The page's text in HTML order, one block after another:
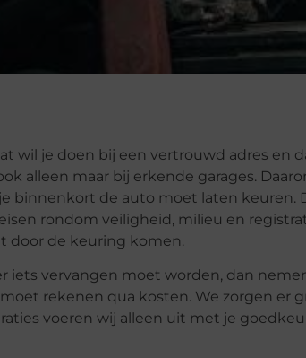
wil je doen bij een vertrouwd adres en
alleen maar bij erkende garages.
binnenkort de auto moet laten keuren.
rondom veiligheid, milieu en
door de keuring komen.
iets vervangen moet worden, dan
rekenen qua kosten. We zorgen er
voeren wij alleen uit met je